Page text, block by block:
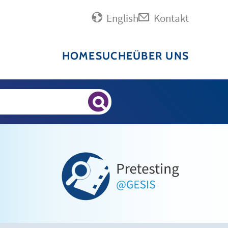
English Kontakt
HOMESUCHEÜBER UNS